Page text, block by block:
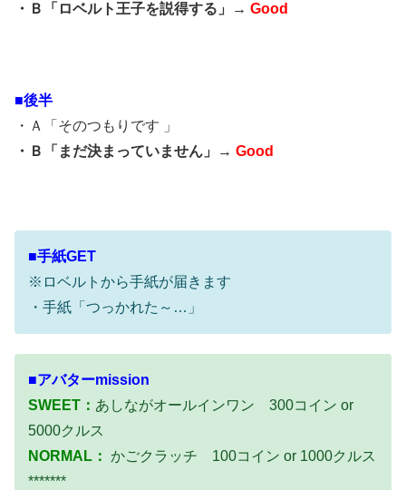
・Ｂ「ロベルト王子を説得する」→ Good
■後半
・Ａ「そのつもりです 」
・Ｂ「まだ決まっていません」→ Good
■手紙GET
※ロベルトから手紙が届きます
・手紙「つっかれた～…」
■アバターmission
SWEET： あしながオールインワン 300コイン or
5000クルス
NORMAL： かごクラッチ 100コイン or 1000クルス
*******